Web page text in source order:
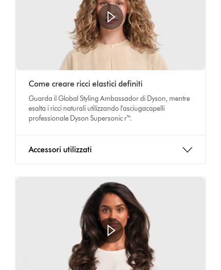
Come creare ricci elastici definiti
Guarda il Global Styling Ambassador di Dyson, mentre
esalta i ricci naturali utilizzando l'asciugacapelli
professionale Dyson Supersonic r™.
Accessori utilizzati